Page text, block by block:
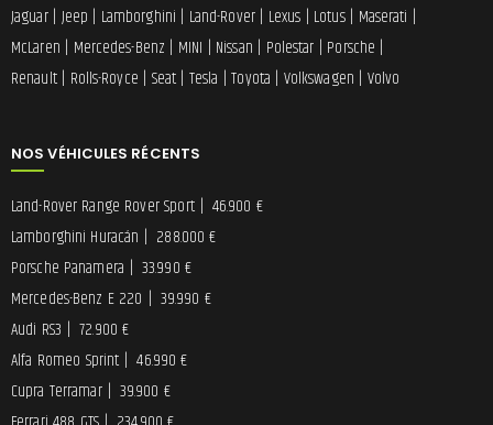
Jaguar| Jeep | Lamborghini | Land-Rover| Lexus | Lotus| Maserati |
McLaren | Mercedes-Benz | MINI | Nissan | Polestar | Porsche |
Renault| Rolls-Royce | Seat | Tesla |Toyota | Volkswagen | Volvo
NOS VÉHICULES RÉCENTS
Land-Rover Range Rover Sport | 46.900 €
Lamborghini Huracán | 288.000 €
Porsche Panamera | 33.990 €
Mercedes-Benz E 220 | 39.990 €
Audi RS3 | 72.900 €
Alfa Romeo Sprint | 46.990 €
Cupra Terramar | 39.900 €